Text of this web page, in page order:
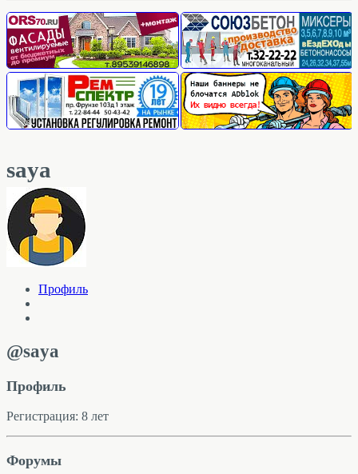
saya
Профиль
@saya
Профиль
Регистрация: 8 лет
Форумы